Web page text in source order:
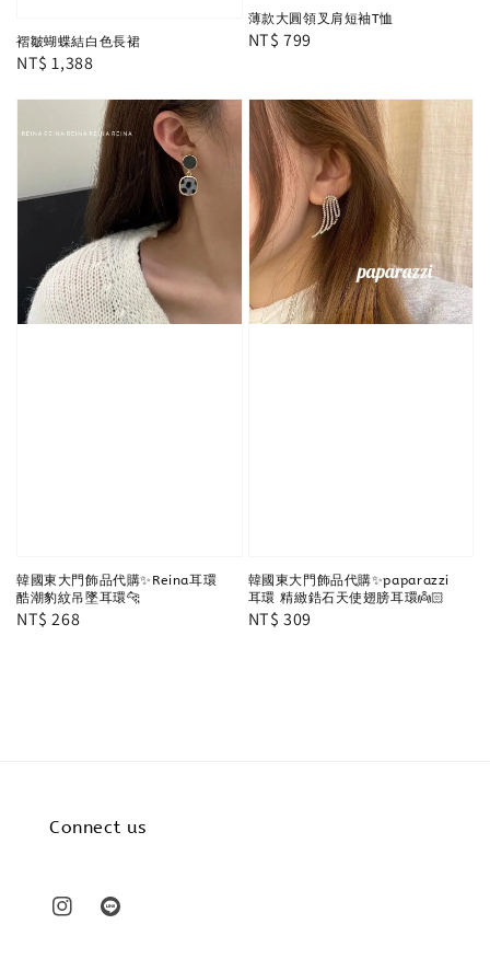
褶皺蝴蝶結白色長裙
Regular
NT$ 1,388
薄款大圓領叉肩短袖T恤
Regular
NT$ 799
韓國東大門飾品代購✨Reina耳環
酷潮豹紋吊墜耳環🐆
Regular
NT$ 268
韓國東大門飾品代購✨paparazzi
耳環 精緻鋯石天使翅膀耳環👼🏻
Regular
NT$ 309
Connect us